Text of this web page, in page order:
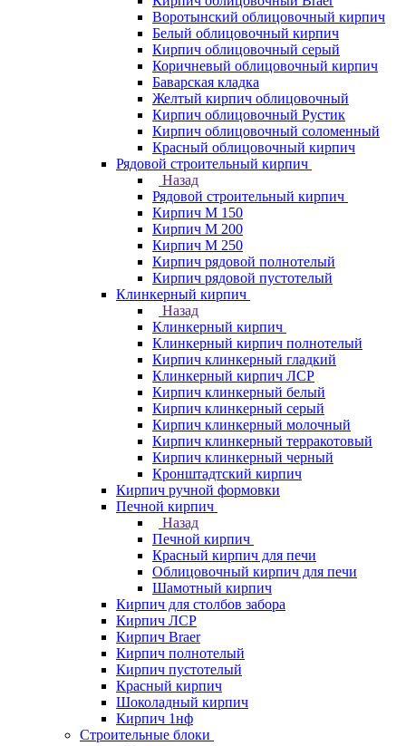
Воротынский облицовочный кирпич
Белый облицовочный кирпич
Кирпич облицовочный серый
Коричневый облицовочный кирпич
Баварская кладка
Желтый кирпич облицовочный
Кирпич облицовочный Рустик
Кирпич облицовочный соломенный
Красный облицовочный кирпич
Рядовой строительный кирпич
Назад
Рядовой строительный кирпич
Кирпич М 150
Кирпич М 200
Кирпич М 250
Кирпич рядовой полнотелый
Кирпич рядовой пустотелый
Клинкерный кирпич
Назад
Клинкерный кирпич
Клинкерный кирпич полнотелый
Кирпич клинкерный гладкий
Клинкерный кирпич ЛСР
Кирпич клинкерный белый
Кирпич клинкерный серый
Кирпич клинкерный молочный
Кирпич клинкерный терракотовый
Кирпич клинкерный черный
Кронштадтский кирпич
Кирпич ручной формовки
Печной кирпич
Назад
Печной кирпич
Красный кирпич для печи
Облицовочный кирпич для печи
Шамотный кирпич
Кирпич для столбов забора
Кирпич ЛСР
Кирпич Braer
Кирпич полнотелый
Кирпич пустотелый
Красный кирпич
Шоколадный кирпич
Кирпич 1нф
Строительные блоки